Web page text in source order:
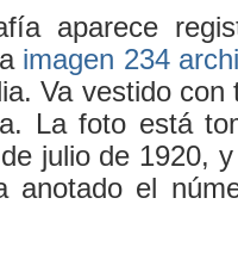
aparece
imagen 234
Va vestido con
La foto está
julio de 1920,
anotado el